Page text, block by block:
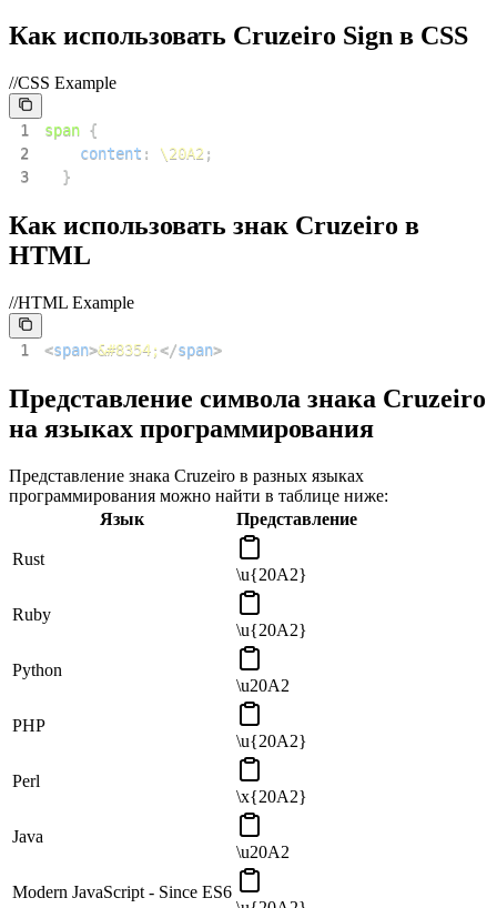
Как использовать Cruzeiro Sign в CSS
//CSS Example
1 span {
2
content : \20A2 ;
3
}
Как использовать знак Cruzeiro в
HTML
//HTML Example
1 <span>&#8354;</span>
Представление символа знака Cruzeiro
на языках программирования
Представление знака Cruzeiro в разных языках
программирования можно найти в таблице ниже:
Язык
Представление
Rust
\u{20A2}
Ruby
\u{20A2}
Python
\u20A2
PHP
\u{20A2}
Perl
\x{20A2}
Java
\u20A2
Modern JavaScript - Since ES6